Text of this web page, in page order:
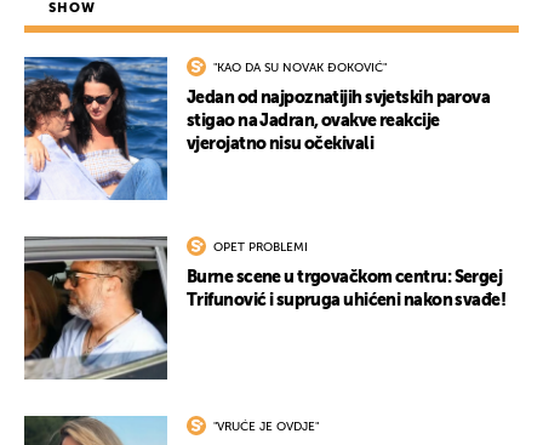
SHOW
"KAO DA SU NOVAK ĐOKOVIĆ"
Jedan od najpoznatijih svjetskih parova
stigao na Jadran, ovakve reakcije
vjerojatno nisu očekivali
OPET PROBLEMI
Burne scene u trgovačkom centru: Sergej
Trifunović i supruga uhićeni nakon svađe!
"VRUĆE JE OVDJE"
UKLJUČITE NOTIFIKACIJE